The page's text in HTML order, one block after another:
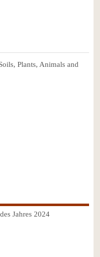
Plants, Animals and
Jahres 2024